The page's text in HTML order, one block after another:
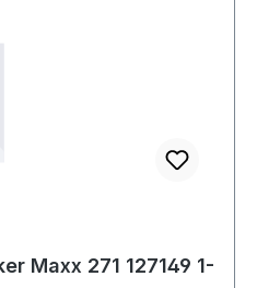
Maxx 271 127149 1-